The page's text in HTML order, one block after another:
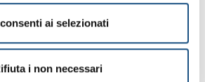
ai selezionati
i non necessari
gres porcellanato e superfici
prodotti sono puramente